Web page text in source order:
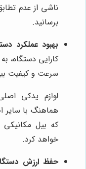
ناشی از عدم
برسانید.
بهبود عملکرد
کارایی دستگاه،
سرعت و کیفیت
لوازم یدکی
هماهنگ با سایر
که بیل
خواهد کرد.
حفظ ارزش